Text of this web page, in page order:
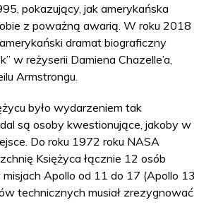
pokazujący, jak amerykańska
z poważną awarią. W roku 2018
dramat biograficzny
w reżyserii Damiena Chazelle’a,
Armstrongu.
było wydarzeniem tak
są osoby kwestionujące, jakoby w
Do roku 1972 roku NASA
Księżyca łącznie 12 osób
Apollo od 11 do 17 (Apollo 13
technicznych musiał zrezygnować